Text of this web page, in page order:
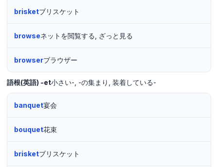
brisketブリスケット
browseネットを閲覧する, ざっと見る
browserブラウザー
語根(英語) -et小さい- -の集まり 装着している-
banquet宴会
bouquet花束
brisketブリスケット